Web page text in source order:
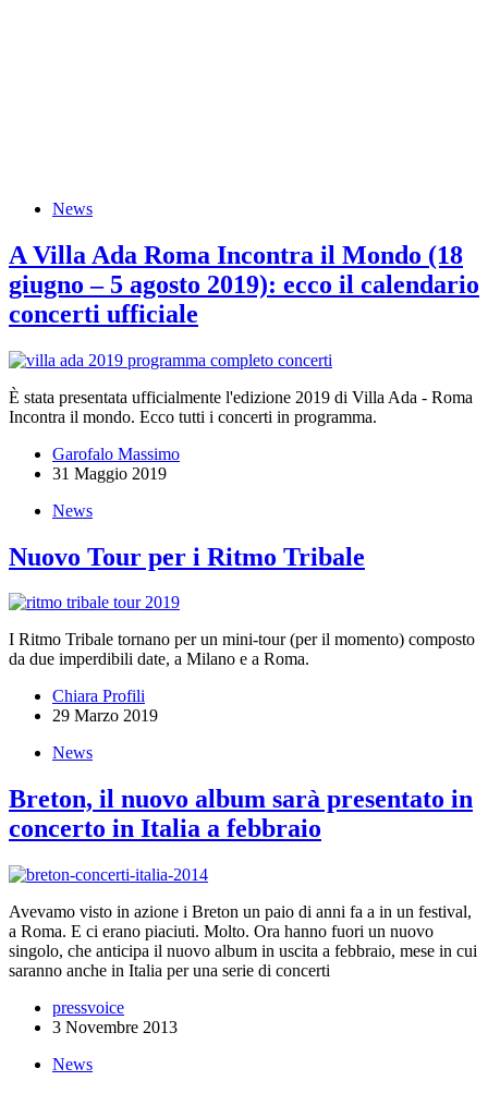
News
A Villa Ada Roma Incontra il Mondo (18
giugno – 5 agosto 2019): ecco il calendario
concerti ufficiale
È stata presentata ufficialmente l'edizione 2019 di Villa Ada - Roma
Incontra il mondo. Ecco tutti i concerti in programma.
Garofalo Massimo
31 Maggio 2019
News
Nuovo Tour per i Ritmo Tribale
I Ritmo Tribale tornano per un mini-tour (per il momento) composto
da due imperdibili date, a Milano e a Roma.
Chiara Profili
29 Marzo 2019
News
Breton, il nuovo album sarà presentato in
concerto in Italia a febbraio
Avevamo visto in azione i Breton un paio di anni fa a in un festival,
a Roma. E ci erano piaciuti. Molto. Ora hanno fuori un nuovo
singolo, che anticipa il nuovo album in uscita a febbraio, mese in cui
saranno anche in Italia per una serie di concerti
pressvoice
3 Novembre 2013
News